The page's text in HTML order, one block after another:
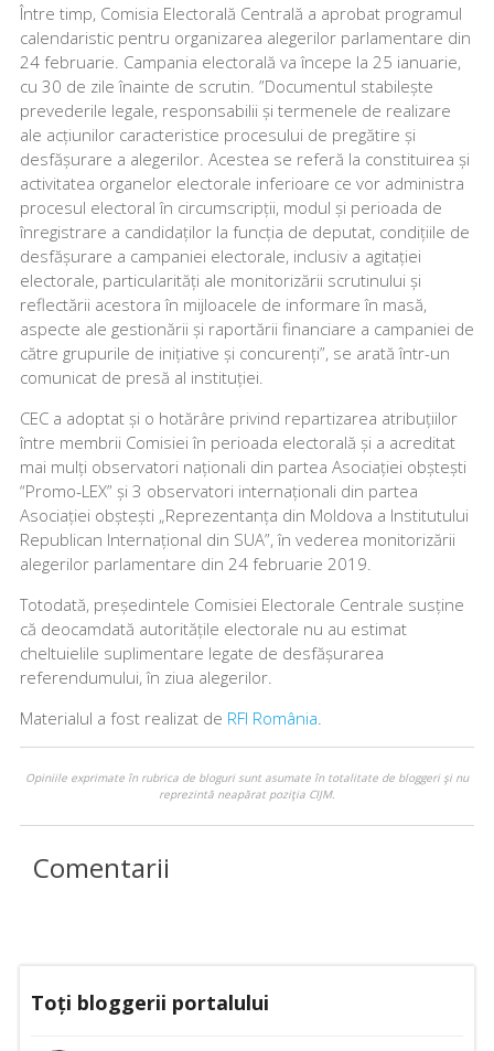
Între timp, Comisia Electorală Centrală a aprobat programul
calendaristic pentru organizarea alegerilor parlamentare din
24 februarie. Campania electorală va începe la 25 ianuarie,
cu 30 de zile înainte de scrutin. ”Documentul stabilește
prevederile legale, responsabilii și termenele de realizare
ale acțiunilor caracteristice procesului de pregătire și
desfășurare a alegerilor. Acestea se referă la constituirea și
activitatea organelor electorale inferioare ce vor administra
procesul electoral în circumscripții, modul și perioada de
înregistrare a candidaților la funcția de deputat, condițiile de
desfășurare a campaniei electorale, inclusiv a agitației
electorale, particularități ale monitorizării scrutinului și
reflectării acestora în mijloacele de informare în masă,
aspecte ale gestionării și raportării financiare a campaniei de
către grupurile de inițiative și concurenți”, se arată într-un
comunicat de presă al instituției.
CEC a adoptat și o hotărâre privind repartizarea atribuțiilor
între membrii Comisiei în perioada electorală și a acreditat
mai mulți observatori naționali din partea Asociației obștești
“Promo-LEX” și 3 observatori internaționali din partea
Asociației obștești „Reprezentanța din Moldova a Institutului
Republican Internațional din SUA”, în vederea monitorizării
alegerilor parlamentare din 24 februarie 2019.
Totodată, președintele Comisiei Electorale Centrale susține
că deocamdată autoritățile electorale nu au estimat
cheltuielile suplimentare legate de desfășurarea
referendumului, în ziua alegerilor.
Materialul a fost realizat de RFI România
Opiniile exprimate în rubrica de bloguri sunt asumate în totalitate de bloggeri şi nu
reprezintă neapărat poziţia CIJM.
Comentarii
Toți bloggerii portalului